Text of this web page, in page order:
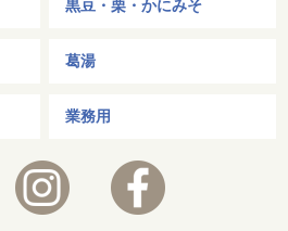
黒豆・栗・かにみそ
葛湯
業務用